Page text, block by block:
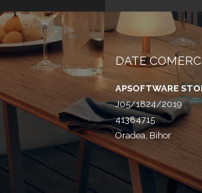
DATE
APSOFTWARE
J05/1824/2019
41384715
Oradea, Bihor